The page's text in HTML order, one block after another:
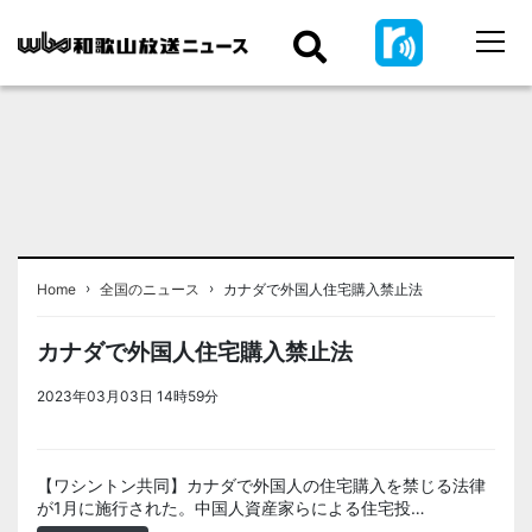
Home › 全国のニュース › カナダで外国人住宅購入禁止法
カナダで外国人住宅購入禁止法
2023年03月03日 14時59分
【ワシントン共同】カナダで外国人の住宅購入を禁じる法律
が1月に施行された。中国人資産家らによる住宅投…